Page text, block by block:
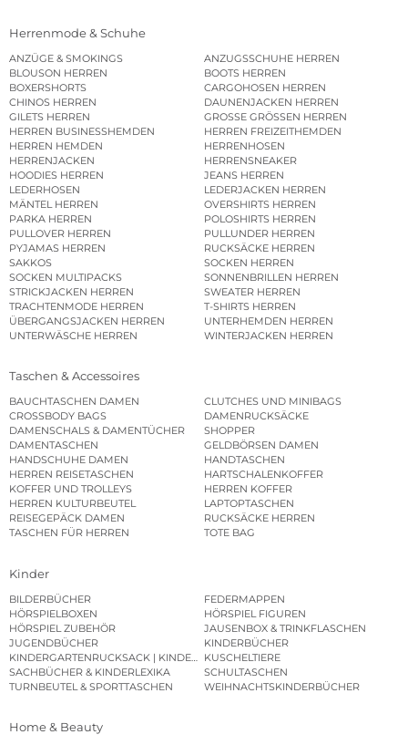
Herrenmode & Schuhe
ANZÜGE & SMOKINGS
ANZUGSSCHUHE HERREN
BLOUSON HERREN
BOOTS HERREN
BOXERSHORTS
CARGOHOSEN HERREN
CHINOS HERREN
DAUNENJACKEN HERREN
GILETS HERREN
GROSSE GRÖSSEN HERREN
HERREN BUSINESSHEMDEN
HERREN FREIZEITHEMDEN
HERREN HEMDEN
HERRENHOSEN
HERRENJACKEN
HERRENSNEAKER
HOODIES HERREN
JEANS HERREN
LEDERHOSEN
LEDERJACKEN HERREN
MÄNTEL HERREN
OVERSHIRTS HERREN
PARKA HERREN
POLOSHIRTS HERREN
PULLOVER HERREN
PULLUNDER HERREN
PYJAMAS HERREN
RUCKSÄCKE HERREN
SAKKOS
SOCKEN HERREN
SOCKEN MULTIPACKS
SONNENBRILLEN HERREN
STRICKJACKEN HERREN
SWEATER HERREN
TRACHTENMODE HERREN
T-SHIRTS HERREN
ÜBERGANGSJACKEN HERREN
UNTERHEMDEN HERREN
UNTERWÄSCHE HERREN
WINTERJACKEN HERREN
Taschen & Accessoires
BAUCHTASCHEN DAMEN
CLUTCHES UND MINIBAGS
CROSSBODY BAGS
DAMENRUCKSÄCKE
DAMENSCHALS & DAMENTÜCHER
SHOPPER
DAMENTASCHEN
GELDBÖRSEN DAMEN
HANDSCHUHE DAMEN
HANDTASCHEN
HERREN REISETASCHEN
HARTSCHALENKOFFER
KOFFER UND TROLLEYS
HERREN KOFFER
HERREN KULTURBEUTEL
LAPTOPTASCHEN
REISEGEPÄCK DAMEN
RUCKSÄCKE HERREN
TASCHEN FÜR HERREN
TOTE BAG
Kinder
BILDERBÜCHER
FEDERMAPPEN
HÖRSPIELBOXEN
HÖRSPIEL FIGUREN
HÖRSPIEL ZUBEHÖR
JAUSENBOX & TRINKFLASCHEN
JUGENDBÜCHER
KINDERBÜCHER
KINDERGARTENRUCKSACK | KINDERGARTENBEUTEL
KUSCHELTIERE
SACHBÜCHER & KINDERLEXIKA
SCHULTASCHEN
TURNBEUTEL & SPORTTASCHEN
WEIHNACHTSKINDERBÜCHER
Home & Beauty